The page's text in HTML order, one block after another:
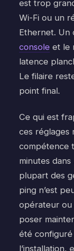
est trop
Wi-Fi ou un
Ethernet. Un
console et le
latence
Le filaire
point final.
Ce qui est
ces réglages
compétence
minutes
plupart des
ping n’est
opérateur ou
poser
été
l’installation,